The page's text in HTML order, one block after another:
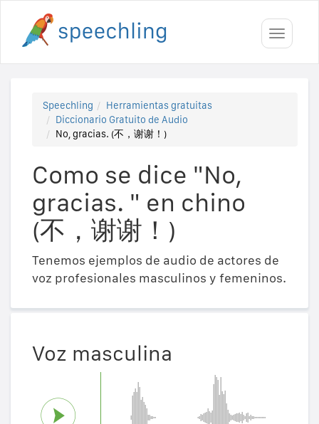
Toggle
Speechling
Herramientas gratuitas
Diccionario Gratuito de Audio
No, gracias. (不，谢谢！)
Como se dice "No,
gracias. " en chino
(不，谢谢！)
Tenemos ejemplos de audio de actores de
voz profesionales masculinos y femeninos.
Voz masculina